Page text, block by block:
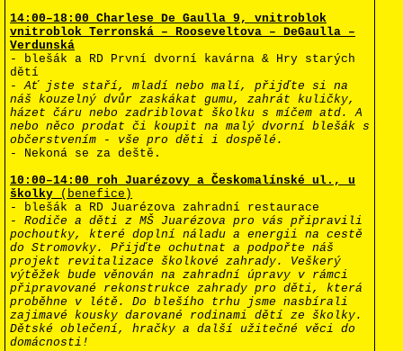
14:00–18:00 Charlese De Gaulla 9, vnitroblok
vnitroblok Terronská – Rooseveltova – DeGaulla –
Verdunská
- blešák a RD První dvorní kavárna & Hry starých
dětí
-Ať jste staří, mladí nebo malí, přijďte si na
náš kouzelný dvůr zaskákat gumu, zahrát kuličky,
házet čáru nebo zadriblovat školku s míčem atd. A
nebo něco prodat či koupit na malý dvorní blešák s
občerstvením - vše pro děti i dospělé.
- Nekoná se za deště.
10:00–14:00 roh Juarézovy a Českomalínské ul., u
školky (benefice)
- blešák a RD Juarézova zahradní restaurace
- Rodiče a děti z MŠ Juarézova pro vás připravili
pochoutky, které doplní náladu a energii na cestě
do Stromovky. Přijďte ochutnat a podpořte náš
projekt revitalizace školkové zahrady. Veškerý
výtěžek bude věnován na zahradní úpravy v rámci
připravované rekonstrukce zahrady pro děti, která
proběhne v létě. Do blešího trhu jsme nasbírali
zajimavé kousky darované rodinami dětí ze školky.
Dětské oblečení, hračky a další užitečné věci do
domácnosti!